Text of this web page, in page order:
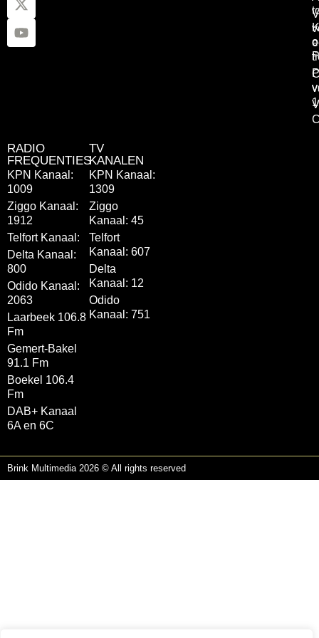
RADIO
FREQUENTIES
KPN Kanaal:
1009
Ziggo Kanaal:
1912
Telfort Kanaal:
Delta Kanaal:
800
Odido Kanaal:
2063
Laarbeek 106.8
Fm
Gemert-Bakel
91.1 Fm
Boekel 106.4
Fm
DAB+ Kanaal
6A en 6C
TV
KANALEN
KPN Kanaal:
1309
Ziggo
Kanaal: 45
Telfort
Kanaal: 607
Delta
Kanaal: 12
Odido
Kanaal: 751
Brink Multimedia 2026 © All rights reserved